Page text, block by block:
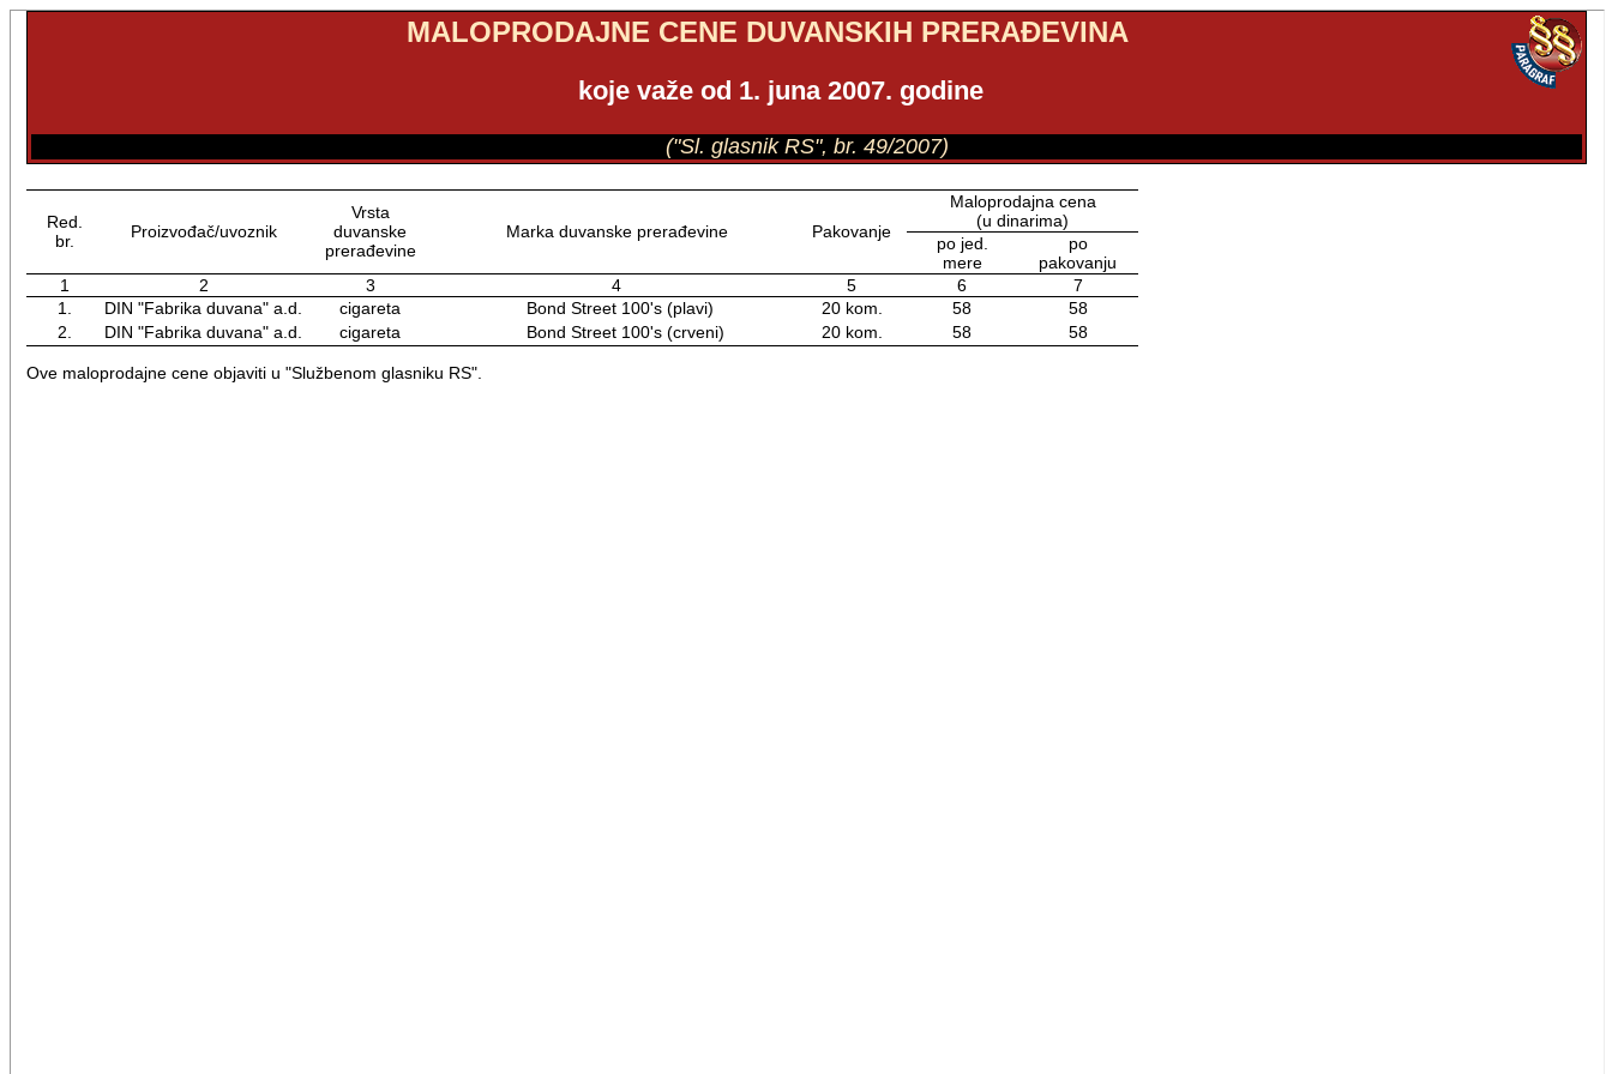
MALOPRODAJNE CENE DUVANSKIH PRERAĐEVINA
koje važe od 1. juna 2007. godine
("Sl. glasnik RS", br. 49/2007)
Red.
br.
Proizvođač/uvoznik
Vrsta
duvanske
prerađevine
Marka duvanske prerađevine Pakovanje
Maloprodajna cena
(u dinarima)
po jed.
mere
po
pakovanju
1
2 3 4 5 6
7
1.
DIN "Fabrika duvana" a.d. cigareta Bond Street 100's (plavi) 20 kom. 58
58
2.
DIN "Fabrika duvana" a.d. cigareta Bond Street 100's (crveni) 20 kom. 58 58
Ove maloprodajne cene objaviti u "Službenom glasniku RS".